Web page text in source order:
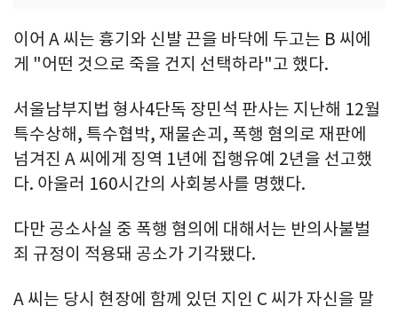
이어 A 씨는 흉기와 신발 끈을 바닥에 두고는 B 씨에
게 "어떤 것으로 죽을 건지 선택하라"고 했다.
서울남부지법 형사4단독 장민석 판사는 지난해 12월
특수상해, 특수협박, 재물손괴, 폭행 혐의로 재판에
넘겨진 A 씨에게 징역 1년에 집행유예 2년을 선고했
다. 아울러 160시간의 사회봉사를 명했다.
다만 공소사실 중 폭행 혐의에 대해서는 반의사불벌
죄 규정이 적용돼 공소가 기각됐다.
A 씨는 당시 현장에 함께 있던 지인 C 씨가 자신을 말